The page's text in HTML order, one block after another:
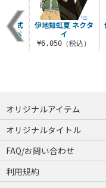
着式
ッペ
伊地知虹夏 ネクタ
イ
¥6,050（税込）
オリジナルアイテム
つままれ
つかまれ
ピョコッテ
オリジナルタイトル
アイテムヤ
ミスカトニック大學購買部
FAQ/お問い合わせ
FAQ
お問い合わせ
利用規約